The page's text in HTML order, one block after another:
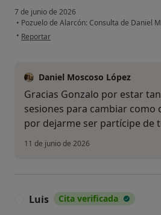
7 de junio de 2026
• Pozuelo de Alarcón: Consulta de Daniel
• en opinión del usuario Gonzalo
Reportar
Daniel Moscoso López
Gracias Gonzalo por estar
sesiones para cambiar como
por dejarme ser partícipe de
11 de junio de 2026
Luis Cita verificada